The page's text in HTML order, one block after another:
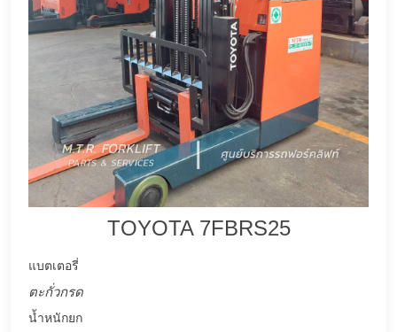
TOYOTA 7FBRS25
แบตเตอรี่
ตะกั่วกรด
น้ำหนักยก